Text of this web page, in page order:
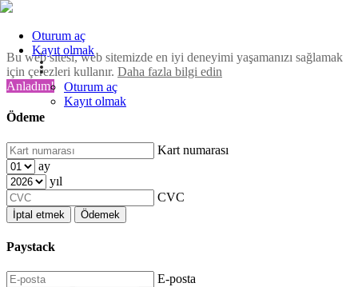
Bu web sitesi, web sitemizde en iyi deneyimi yaşamanızı sağlamak
için çerezleri kullanır. Daha fazla bilgi edin
Anladım!
Ödeme
Kart numarası
ay
yıl
CVC
İptal etmek Ödemek
Paystack
E-posta
Oturum aç
Kayıt olmak
Oturum aç
Kayıt olmak